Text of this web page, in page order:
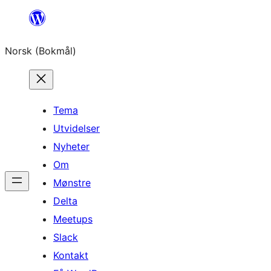
Hopp
innhold
Norsk (Bokmål)
Tema
Utvidelser
Nyheter
Om
Mønstre
Delta
Meetups
Slack
Kontakt